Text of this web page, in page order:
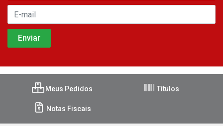
Meus Pedidos Títulos
Notas Fiscais